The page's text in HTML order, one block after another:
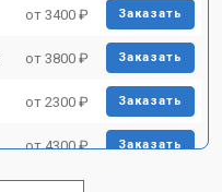
от 3400 ₽ Заказать
от 3800 ₽ Заказать
от 2300 ₽ Заказать
от 4300 ₽ Заказать